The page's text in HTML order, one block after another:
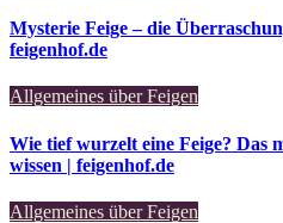
Mysterie Feige – die
feigenhof.de
Allgemeines über Feigen
Wie tief wurzelt eine Feige? Das
wissen | feigenhof.de
Allgemeines über Feigen